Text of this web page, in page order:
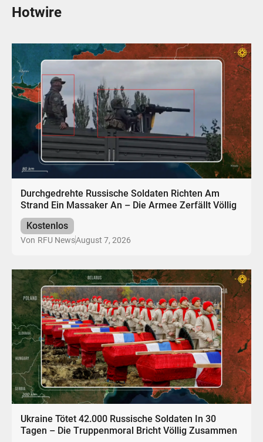
Hotwire
Durchgedrehte Russische Soldaten Richten Am
Strand Ein Massaker An – Die Armee Zerfällt Völlig
Kostenlos
Von RFU NewsAugust 7, 2026
Ukraine Tötet 42.000 Russische Soldaten In 30
Tagen – Die Truppenmoral Bricht Völlig Zusammen